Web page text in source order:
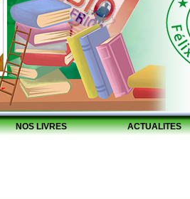
NOS LIVRES ACTUALITES